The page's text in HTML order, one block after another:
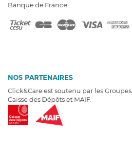
Banque de France.
NOS PARTENAIRES
Click&Care est soutenu par les Groupes
Caisse des Dépôts et MAIF.